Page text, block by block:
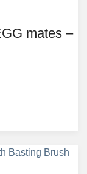
mates –